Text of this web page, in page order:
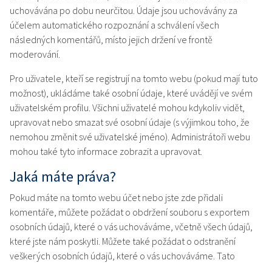
uchovávána po dobu neurčitou. Údaje jsou uchovávány za
účelem automatického rozpoznání a schválení všech
následných komentářů, místo jejich držení ve frontě
moderování.
Pro uživatele, kteří se registrují na tomto webu (pokud mají tuto
možnost), ukládáme také osobní údaje, které uvádějí ve svém
uživatelském profilu. Všichni uživatelé mohou kdykoliv vidět,
upravovat nebo smazat své osobní údaje (s výjimkou toho, že
nemohou změnit své uživatelské jméno). Administrátoři webu
mohou také tyto informace zobrazit a upravovat.
Jaká máte práva?
Pokud máte na tomto webu účet nebo jste zde přidali
komentáře, můžete požádat o obdržení souboru s exportem
osobních údajů, které o vás uchováváme, včetně všech údajů,
které jste nám poskytli. Můžete také požádat o odstranění
veškerých osobních údajů, které o vás uchováváme. Tato